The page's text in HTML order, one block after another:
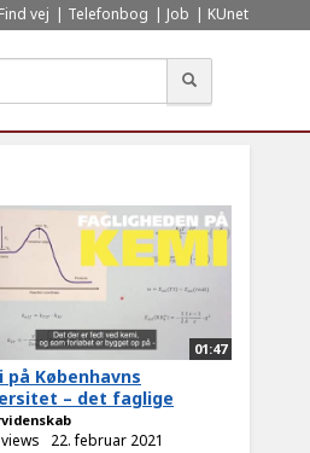
Find vej Telefonbog Job KUnet
01:47
på Københavns
– det faglige
22. februar 2021